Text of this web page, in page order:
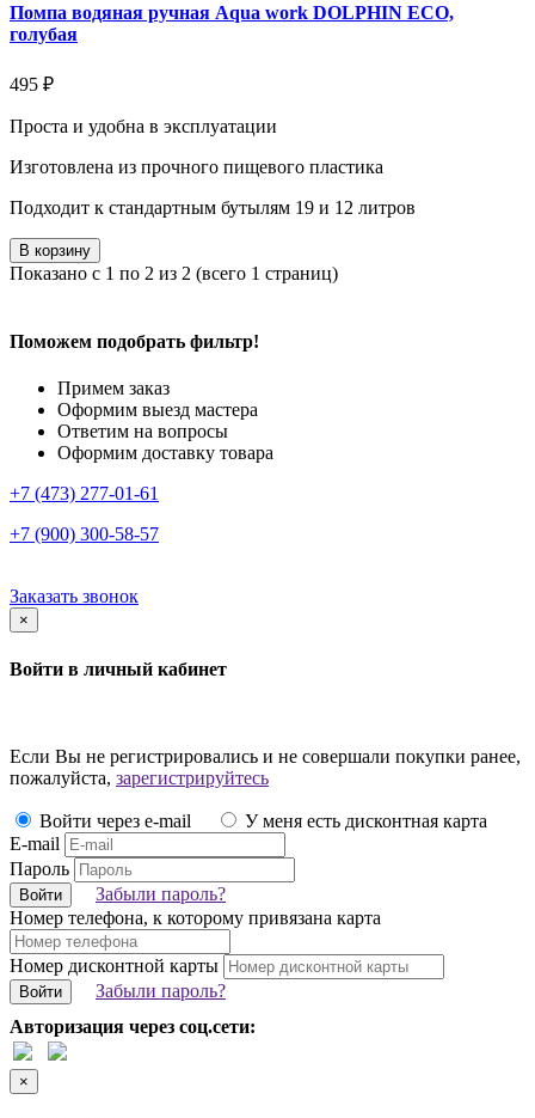
Помпа водяная ручная Aqua work DOLPHIN ECO,
голубая
495 ₽
Проста и удобна в эксплуатации
Изготовлена из прочного пищевого пластика
Подходит к стандартным бутылям 19 и 12 литров
В корзину
Показано с 1 по 2 из 2 (всего 1 страниц)
Поможем подобрать фильтр!
Примем заказ
Оформим выезд мастера
Ответим на вопросы
Оформим доставку товара
+7 (473) 277-01-61
+7 (900) 300-58-57
Заказать звонок
×
Войти в личный кабинет
Если Вы не регистрировались и не совершали покупки ранее,
пожалуйста, зарегистрируйтесь
Войти через e-mail
У меня есть дисконтная карта
E-mail
Пароль
Войти
Забыли пароль?
Номер телефона, к которому привязана карта
Номер дисконтной карты
Войти
Забыли пароль?
Авторизация через соц.сети:
×